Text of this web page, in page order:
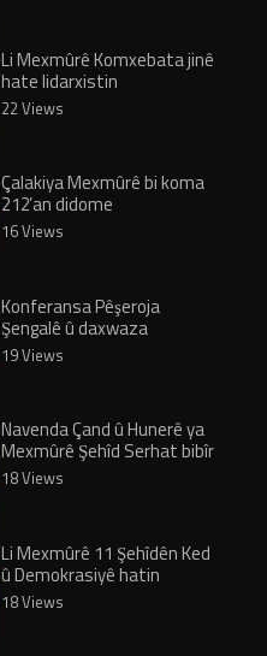
Li Mexmûrê Komxebata jinê
hate lidarxistin
22 Views
Çalakiya Mexmûrê bi koma
212’an didome
16 Views
Konferansa Pêşeroja
Şengalê û daxwaza
rêveberiyeke serbixwe hate
lidarxistin
19 Views
Navenda Çand û Hunerê ya
Mexmûrê Şehîd Serhat bibîr
anî
18 Views
Li Mexmûrê 11 Şehîdên Ked
û Demokrasiyê hatin
bibîranîn
18 Views